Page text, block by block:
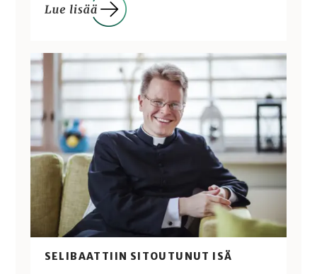
SELIBAATTIIN SITOUTUNUT ISÄ